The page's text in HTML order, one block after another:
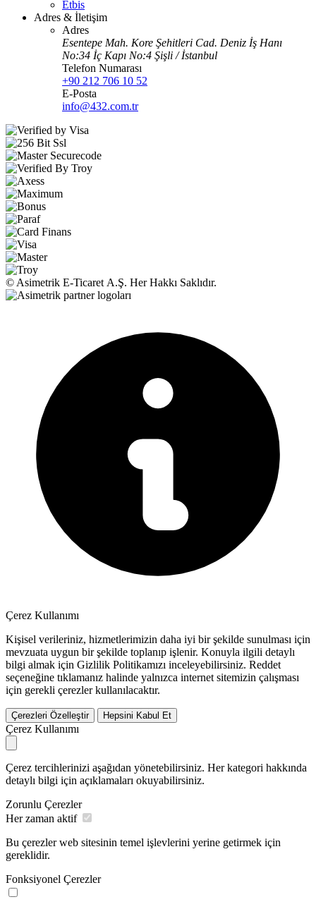
Etbis
Adres & İletişim
Adres
Esentepe Mah. Kore Şehitleri Cad. Deniz İş Hanı
No:34 İç Kapı No:4 Şişli / İstanbul
Telefon Numarası
+90 212 706 10 52
E-Posta
info@432.com.tr
© Asimetrik E‑Ticaret A.Ş. Her Hakkı Saklıdır.
Çerez Kullanımı
Kişisel verileriniz, hizmetlerimizin daha iyi bir şekilde sunulması için
mevzuata uygun bir şekilde toplanıp işlenir. Konuyla ilgili detaylı
bilgi almak için Gizlilik Politikamızı inceleyebilirsiniz. Reddet
seçeneğine tıklamanız halinde yalnızca internet sitemizin çalışması
için gerekli çerezler kullanılacaktır.
Çerezleri Özelleştir Hepsini Kabul Et
Çerez Kullanımı
Çerez tercihlerinizi aşağıdan yönetebilirsiniz. Her kategori hakkında
detaylı bilgi için açıklamaları okuyabilirsiniz.
Zorunlu Çerezler
Her zaman aktif
Bu çerezler web sitesinin temel işlevlerini yerine getirmek için
gereklidir.
Fonksiyonel Çerezler